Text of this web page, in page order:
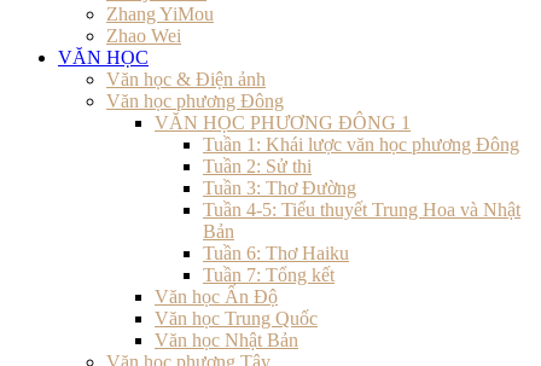
Zhang YiMou
Zhao Wei
VĂN HỌC
Văn học & Điện ảnh
Văn học phương Đông
VĂN HỌC PHƯƠNG ĐÔNG 1
Tuần 1: Khái lược văn học phương Đông
Tuần 2: Sử thi
Tuần 3: Thơ Đường
Tuần 4-5: Tiểu thuyết Trung Hoa và Nhật
Bản
Tuần 6: Thơ Haiku
Tuần 7: Tổng kết
Văn học Ấn Độ
Văn học Trung Quốc
Văn học Nhật Bản
Văn học phương Tây